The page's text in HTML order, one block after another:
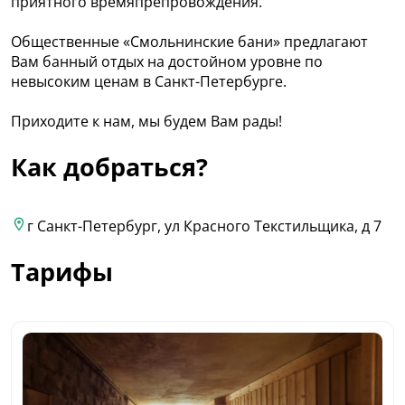
Общественные «Смольнинские бани» предлагают
Вам банный отдых на достойном уровне по
невысоким ценам в Санкт-Петербурге.
Приходите к нам, мы будем Вам рады!
Как добраться?
г Санкт-Петербург, ул Красного Текстильщика, д 7
Тарифы